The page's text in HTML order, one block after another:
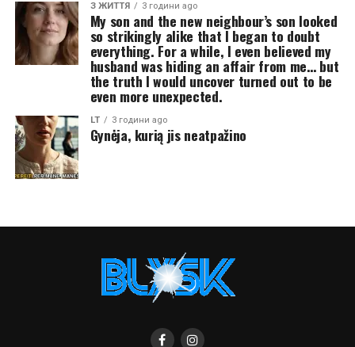
З ЖИТТЯ 3 години ago
My son and the new neighbour’s son looked
so strikingly alike that I began to doubt
everything. For a while, I even believed my
husband was hiding an affair from me… but
the truth I would uncover turned out to be
even more unexpected.
LT 3 години ago
Gynėja, kurią jis neatpažino